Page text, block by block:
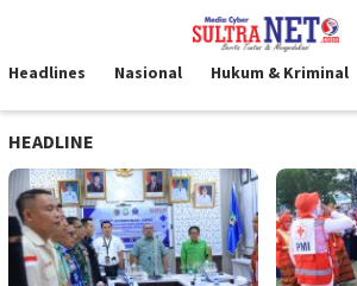
kontenMobile
Headlines Nasional Hukum & Kriminal
HEADLINE